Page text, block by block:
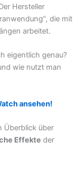
Hersteller
die mit
arbeitet.
eigentlich genau?
wie nutzt man
ansehen!
Überblick über
Effekte der